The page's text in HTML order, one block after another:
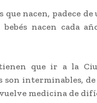
que nacen, padece
nacen cada
que ir a la
interminables,
medicina de